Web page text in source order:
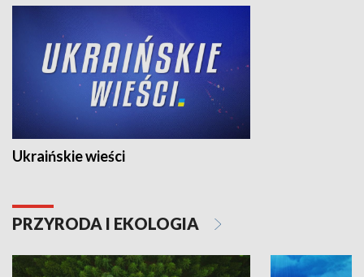
Ukraińskie wieści
PRZYRODA I EKOLOGIA